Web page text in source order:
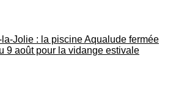
la-Jolie : la piscine Aqualude fermée
9 août pour la vidange estivale